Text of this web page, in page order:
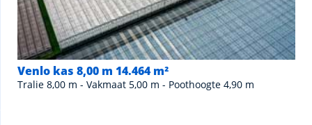
Venlo kas 8,00 m 14.464 m²
Tralie 8,00 m - Vakmaat 5,00 m - Poothoogte 4,90 m